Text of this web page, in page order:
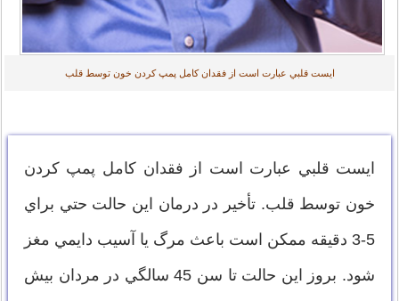
ايست‌ قلبي‌ عبارت‌ است‌ از فقدان‌ كامل‌ پمپ‌ كردن‌ خون‌ توسط‌ قلب‌
ايست‌ قلبي‌ عبارت‌ است‌ از فقدان‌ كامل‌ پمپ‌ كردن‌
خون‌ توسط‌ قلب‌. تأخير در درمان‌ اين‌ حالت‌ حتي‌ براي‌
5-3 دقيقه‌ ممكن‌ است‌ باعث‌ مرگ‌ يا آسيب‌ دايمي‌ مغز
شود. بروز اين‌ حالت‌ تا سن‌ 45 سالگي‌ در مردان‌ بيش‌